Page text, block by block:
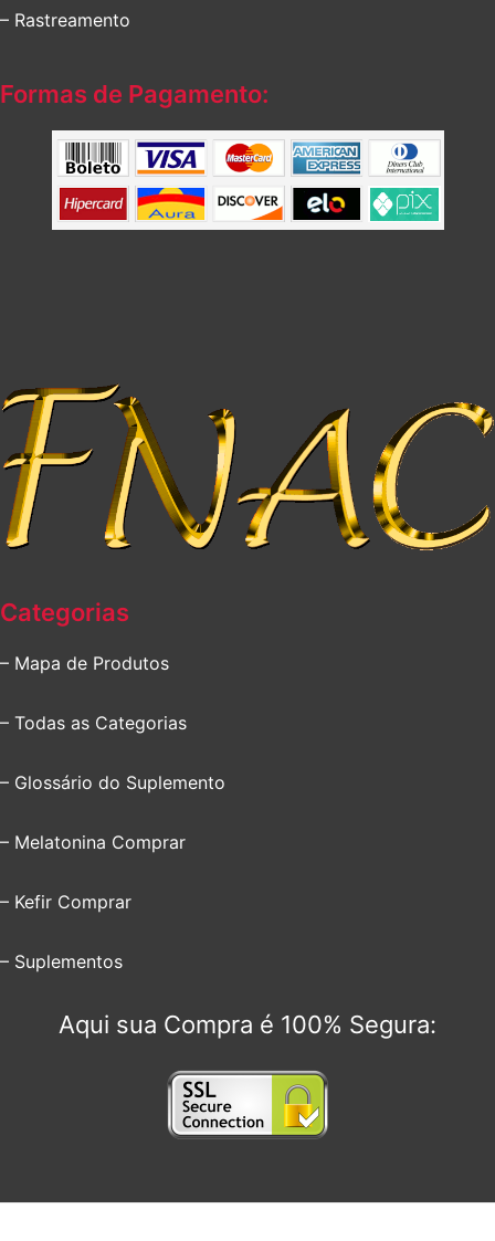
– Rastreamento
Formas de Pagamento:
Categorias
– Mapa de Produtos
– Todas as Categorias
– Glossário do Suplemento
– Melatonina Comprar
– Kefir Comprar
– Suplementos
Aqui sua Compra é 100% Segura: